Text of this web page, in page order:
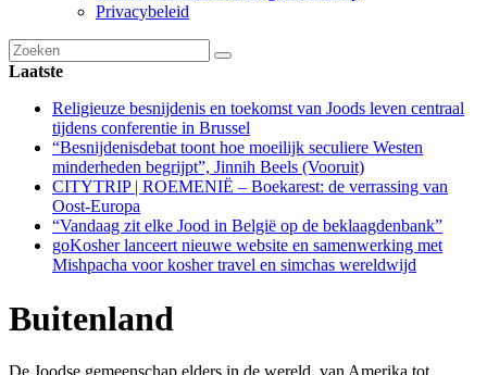
Privacybeleid
Laatste
Religieuze besnijdenis en toekomst van Joods leven centraal
tijdens conferentie in Brussel
“Besnijdenisdebat toont hoe moeilijk seculiere Westen
minderheden begrijpt”, Jinnih Beels (Vooruit)
CITYTRIP | ROEMENIË – Boekarest: de verrassing van
Oost-Europa
“Vandaag zit elke Jood in België op de beklaagdenbank”
goKosher lanceert nieuwe website en samenwerking met
Mishpacha voor kosher travel en simchas wereldwijd
Buitenland